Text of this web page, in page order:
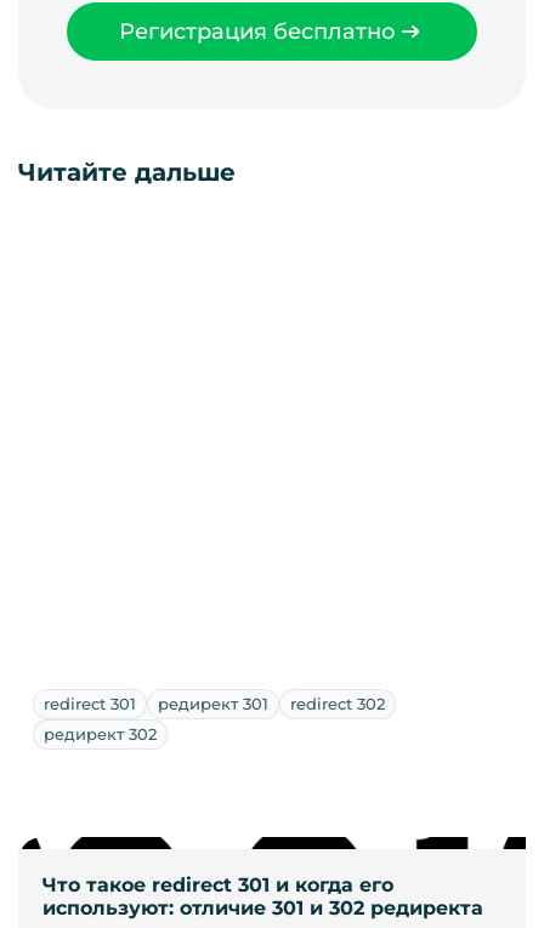
Регистрация бесплатно
Читайте дальше
redirect 301 редирект 301
redirect 302
редирект 302
Что такое redirect 301 и когда его
используют: отличие 301 и 302 редиректа